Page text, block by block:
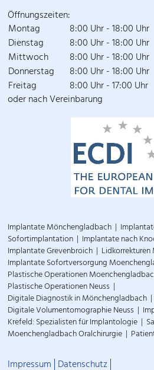
Öffnungszeiten:
Montag
8:00 Uhr - 18:00 Uhr
Dienstag
8:00 Uhr - 18:00 Uhr
Mittwoch
8:00 Uhr - 18:00 Uhr
Donnerstag 8:00 Uhr - 18:00 Uhr
Freitag
8:00 Uhr - 17:00 Uhr
oder nach Vereinbarung
Implantate Mönchengladbach
Sofortimplantation Implantate nach
Implantate Grevenbroich
Implantate Sofortversorgung
Plastische Operationen
Plastische Operationen Neuss
Digitale Diagnostik in Mönchengladbach
Digitale Volumentomographie Neuss
Krefeld: Spezialisten für Implantologie
Moenchengladbach Oralchirurgie
Impressum Datenschutz